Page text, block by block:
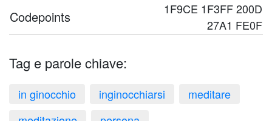
Codepoints
1F9CE 1F3FF 200D
27A1 FE0F
Tag e parole chiave:
in ginocchio inginocchiarsi
meditare